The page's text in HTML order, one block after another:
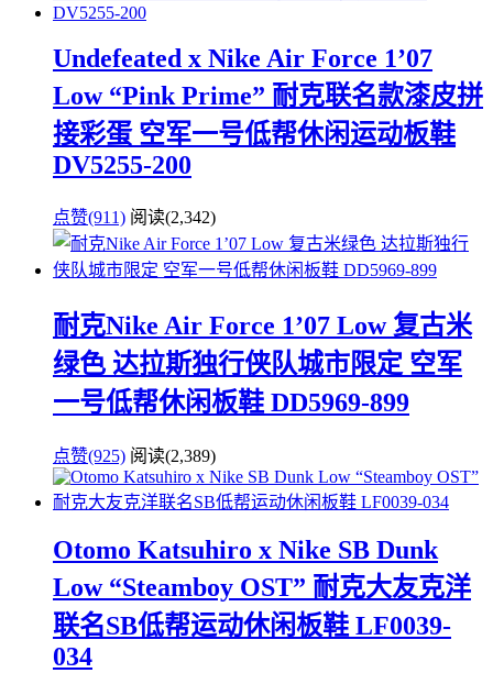
Undefeated x Nike Air Force 1’07
Low “Pink Prime” 耐克联名款漆皮拼
接彩蛋 空军一号低帮休闲运动板鞋
DV5255-200
点赞(911) 阅读(2,342)
耐克Nike Air Force 1’07 Low 复古米
绿色 达拉斯独行侠队城市限定 空军
一号低帮休闲板鞋 DD5969-899
点赞(925) 阅读(2,389)
Otomo Katsuhiro x Nike SB Dunk
Low “Steamboy OST” 耐克大友克洋
联名SB低帮运动休闲板鞋 LF0039-
034